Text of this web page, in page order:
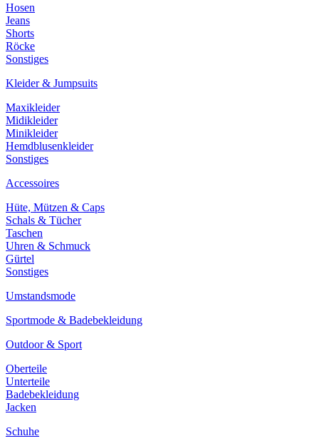
Hosen
Jeans
Shorts
Röcke
Sonstiges
Kleider & Jumpsuits
Maxikleider
Midikleider
Minikleider
Hemdblusenkleider
Sonstiges
Accessoires
Hüte, Mützen & Caps
Schals & Tücher
Taschen
Uhren & Schmuck
Gürtel
Sonstiges
Umstandsmode
Sportmode & Badebekleidung
Outdoor & Sport
Oberteile
Unterteile
Badebekleidung
Jacken
Schuhe